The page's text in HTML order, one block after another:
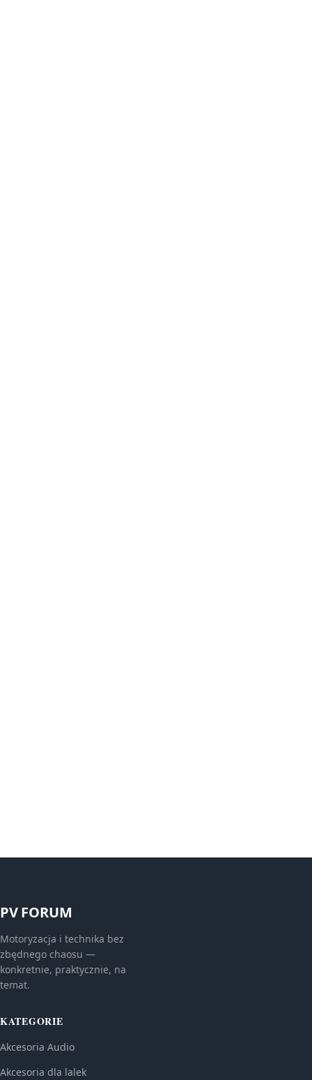
PV FORUM
Motoryzacja i technika bez
zbędnego chaosu —
konkretnie, praktycznie, na
temat.
KATEGORIE
Akcesoria Audio
Akcesoria dla lalek